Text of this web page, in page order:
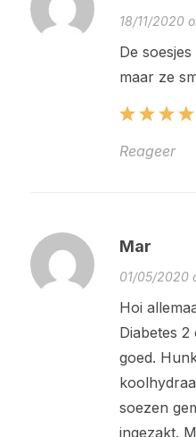
18/11/2020
De
maar ze
Reageer
Mar
01/05/2020
Hoi
Diabetes
goed.
soezen
ingezakt.